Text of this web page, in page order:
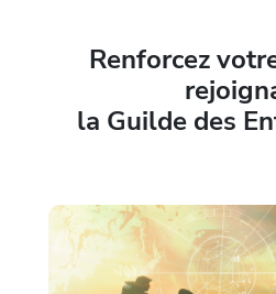
Renforcez
la Guilde des